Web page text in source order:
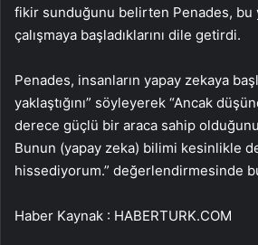
fikir sunduğunu belirten Penades,
çalışmaya başladıklarını dile getirdi.
Penades, insanların yapay zekaya
yaklaştığını” söyleyerek “Ancak
derece güçlü bir araca sahip
Bunun (yapay zeka) bilimi kesinlikle
hissediyorum.” değerlendirmesinde
Haber Kaynak : HABERTURK.COM